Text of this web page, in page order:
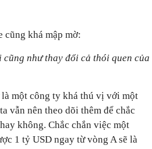
cũng khá mập mờ:
như thay đổi cả thói quen của
một công ty khá thú vị với một
vẫn nên theo dõi thêm để chắc
không. Chắc chắn việc một
1 tỷ USD ngay từ vòng A sẽ là